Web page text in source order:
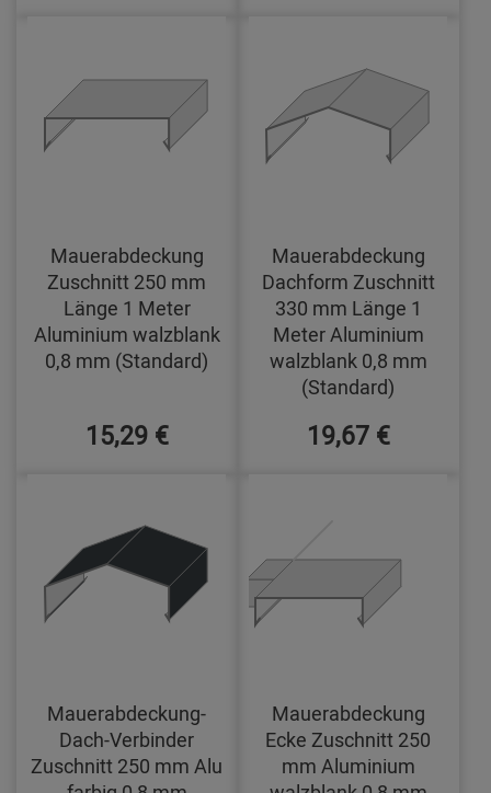
Mauerabdeckung
Zuschnitt 250 mm
Länge 1 Meter
Aluminium walzblank
0,8 mm (Standard)
15,29 €
Mauerabdeckung
Dachform Zuschnitt
330 mm Länge 1
Meter Aluminium
walzblank 0,8 mm
(Standard)
19,67 €
Mauerabdeckung-
Dach-Verbinder
Zuschnitt 250 mm Alu
Mauerabdeckung
Ecke Zuschnitt 250
mm Aluminium